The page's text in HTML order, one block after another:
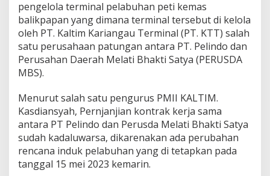
K
e
m
a
s
K
i
a
n
g
a
u
a
pengelola terminal pelabuhan peti kemas
balikpapan yang dimana terminal tersebut di kelola
oleh PT. Kaltim Kariangau Terminal (PT. KTT) salah
satu perusahaan patungan antara PT. Pelindo dan
Perusahan Daerah Melati Bhakti Satya (PERUSDA
MBS).
Menurut salah satu pengurus PMII KALTIM.
Kasdiansyah, Pernjanjian kontrak kerja sama
antara PT Pelindo dan Perusda Melati Bhakti Satya
sudah kadaluwarsa, dikarenakan ada perubahan
rencana induk pelabuhan yang di tetapkan pada
tanggal 15 mei 2023 kemarin.